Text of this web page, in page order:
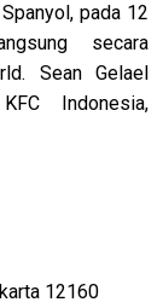
pada 12
secara
Sean Gelael
Indonesia,
12160